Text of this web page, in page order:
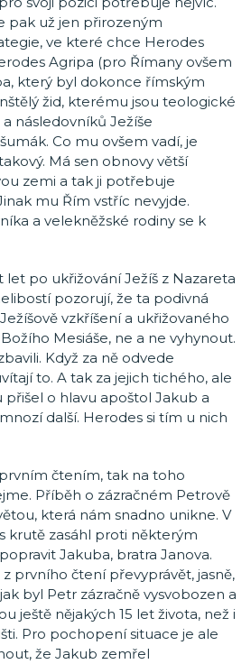
pak už jen přirozeným
ve které chce Herodes
Agripa (pro Římany ovšem
který byl dokonce římským
žid, kterému jsou teologické
následovníků Ježíše
Co mu ovšem vadí, je
Má sen obnovy větší
zemi a tak ji potřebuje
mu Řím vstříc nevyjde.
a velekněžské rodiny se k
let po ukřižování Ježíš z Nazareta
pozorují, že ta podivná
vzkříšení a ukřižovaného
Mesiáše, ne a ne vyhynout.
Když za ně odvede
to. A tak za jejich tichého, ale
přišel o hlavu apoštol Jakub a
další. Herodes si tím u nich
čtením, tak na toho
Příběh o zázračném Petrově
která nám snadno unikne. V
krutě zasáhl proti některým
Jakuba, bratra Janova.
prvního čtení převyprávět, jasně,
byl Petr zázračně vysvobozen a
ještě nějakých 15 let života, než i
Pro pochopení situace je ale
že Jakub zemřel